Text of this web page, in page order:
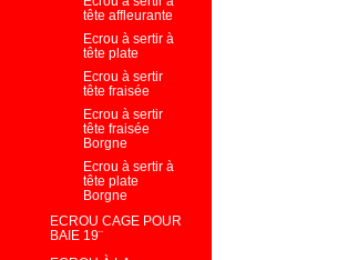
tête affleurante
Ecrou à sertir à
tête plate
Ecrou à sertir
tête fraisée
Ecrou à sertir
tête fraisée
Borgne
Ecrou à sertir à
tête plate
Borgne
ECROU CAGE POUR
BAIE 19¨